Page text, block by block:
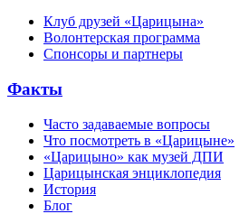
Клуб друзей «Царицына»
Волонтерская программа
Спонсоры и партнеры
Факты
Часто задаваемые вопросы
Что посмотреть в «Царицыне»
«Царицыно» как музей ДПИ
Царицынская энциклопедия
История
Блог